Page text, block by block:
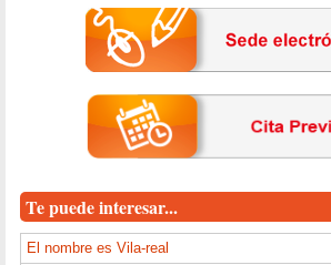
Te puede interesar...
El nombre es Vila-real